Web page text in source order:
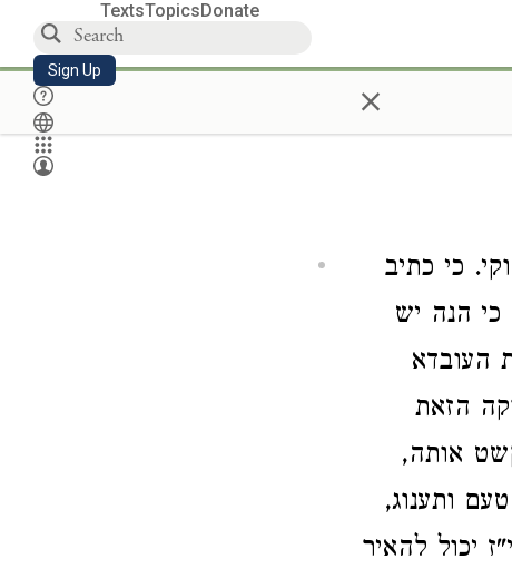
TextsTopicsDonate
Sign Up ×
כי כתיב
הנה יש
העובדא
הזאת
אותה,
ותענוג,
יכול להאיר